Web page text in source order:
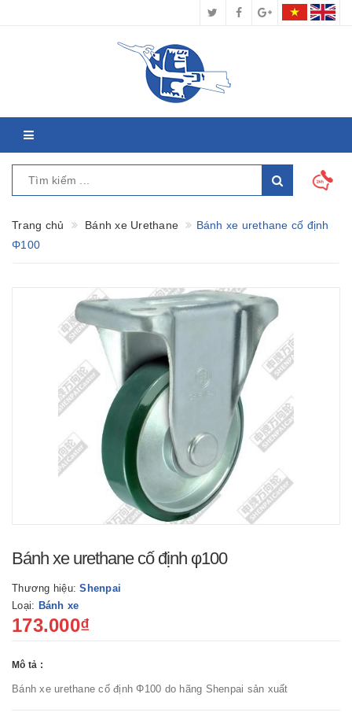
Trang chủ Bánh xe Urethane
Bánh xe urethane cố định
Φ100
Bánh xe urethane cố định φ100
Thương hiệu:Shenpai
Loại: Bánh xe
173.000₫
Mô tả :
Bánh xe urethane cố định Φ100 do hãng Shenpai sản xuất